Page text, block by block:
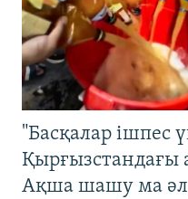
"Басқалар ішпес
Қырғызстандағы
Ақша шашу ма